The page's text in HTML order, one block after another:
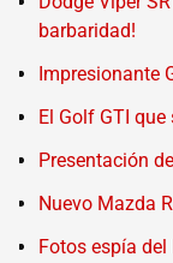
barbaridad!
Impresionante
El Golf GTI
Presentación
Nuevo Mazda
Fotos espía